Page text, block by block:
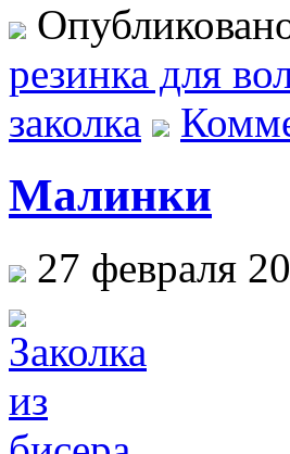
резинка для
заколка
Малинки
27 февраля